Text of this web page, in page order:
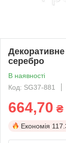
серебро
В наявності
Код: SG37-881
664,70 ₴
Економія